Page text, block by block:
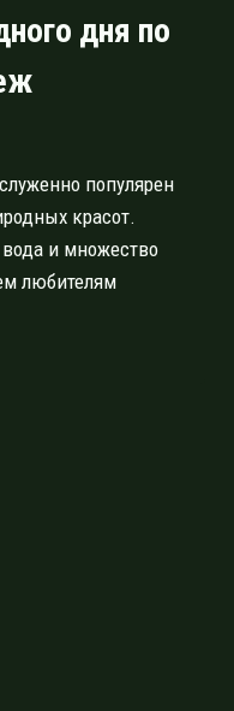
дня по
популярен
красот.
и множество
любителям